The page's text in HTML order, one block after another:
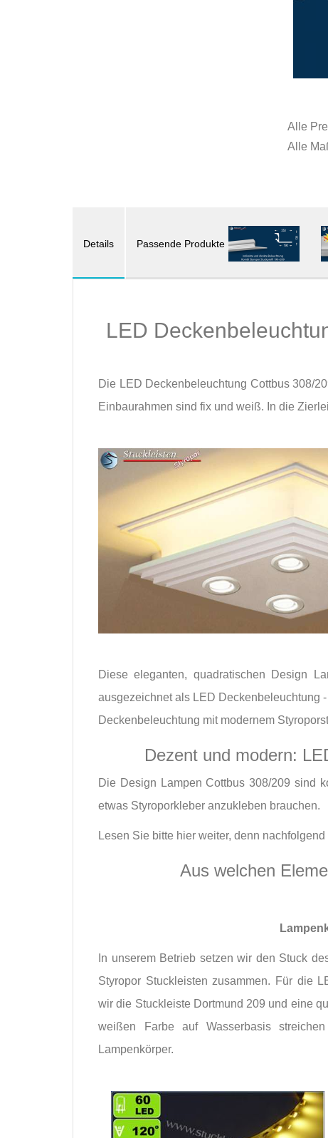
Alle
Alle
Details
LED
Die LED Deckenbeleuchtung Cottbus 308/
Einbaurahmen sind fix und weiß. In die
Diese eleganten, quadratischen Design
ausgezeichnet als LED Deckenbeleuchtung
Deckenbeleuchtung mit modernem
Dezent und modern:
Die Design Lampen Cottbus 308/209 sind
etwas Styroporkleber anzukleben brauchen.
Lesen Sie bitte hier weiter, denn
Aus welchen
In unserem Betrieb setzen wir den Stuck
Styropor Stuckleisten zusammen. Für die
wir die Stuckleiste Dortmund 209 und eine
weißen Farbe auf Wasserbasis
Lampenkörper.
Passende Produkte